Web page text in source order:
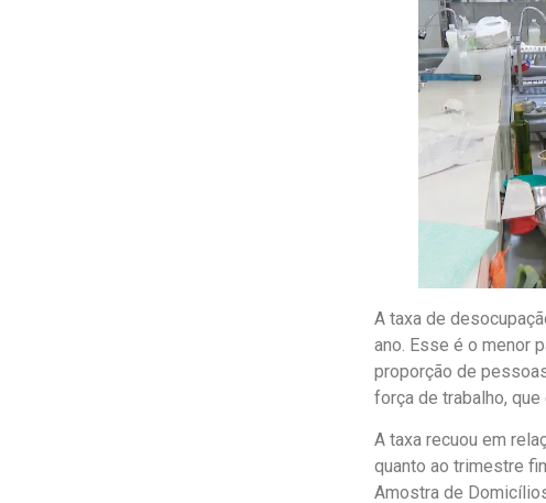
A taxa de
ano. Esse é o menor
proporção de
força de trabalho,
A taxa recuou em
quanto ao trimestre
Amostra de